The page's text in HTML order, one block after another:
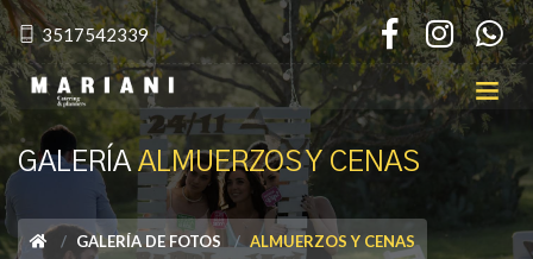
3517542339
GALERÍAALMUERZOS Y CENAS
GALERÍA DE FOTOS ALMUERZOS Y CENAS